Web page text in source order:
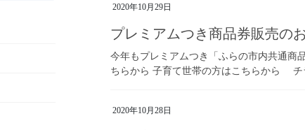
2020年10月29日
プレミアムつき商品券販売の
今年もプレミアムつき「ふらの市内共通
ちらから 子育て世帯の方はこちらから
2020年10月28日